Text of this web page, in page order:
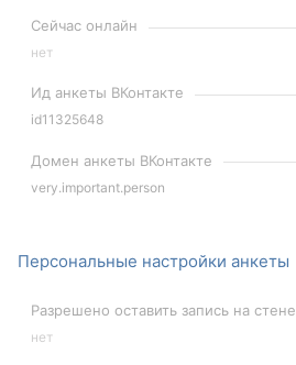
Сейчас онлайн
нет
Ид анкеты ВКонтакте
id11325648
Домен анкеты ВКонтакте
very.important.person
Персональные настройки анкеты
Разрешено оставить запись на стене
нет